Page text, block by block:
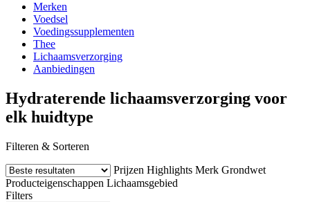
Merken
Voedsel
Voedingssupplementen
Thee
Lichaamsverzorging
Aanbiedingen
Hydraterende lichaamsverzorging voor
elk huidtype
Filteren & Sorteren
Prijzen Highlights Merk Grondwet
Producteigenschappen Lichaamsgebied
Filters